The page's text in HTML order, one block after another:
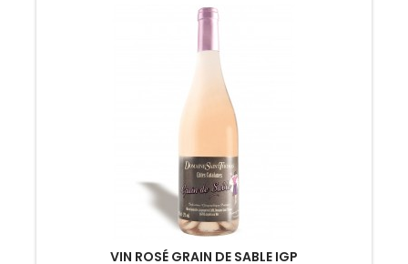
VIN ROSÉ GRAIN DE SABLE IGP